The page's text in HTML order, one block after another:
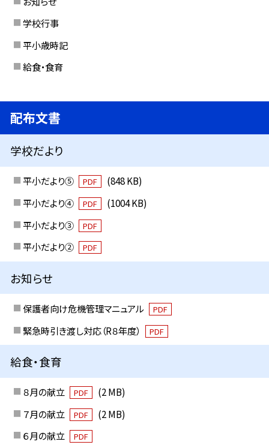
学校行事
平小歳時記
給食・食育
配布文書
学校だより
平小だより⑤ PDF
(848 KB)
平小だより④
PDF
(1004 KB)
平小だより③
PDF
平小だより② PDF
お知らせ
保護者向け危機管理マニュアル PDF
緊急時引き渡し対応（R８年度） PDF
給食・食育
８月の献立 PDF
(2 MB)
７月の献立
PDF
(2 MB)
６月の献立
PDF